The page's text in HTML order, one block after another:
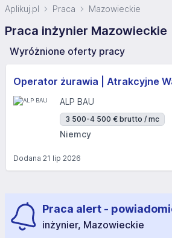
Aplikuj.pl Praca Mazowieckie
Praca inżynier Mazowieckie
Wyróżnione oferty pracy
Operator żurawia | Atrakcyjne
ALP BAU
3 500-4 500 € brutto / mc
Niemcy
Dodana 21 lip 2026
Praca alert -
inżynier, Mazowieckie